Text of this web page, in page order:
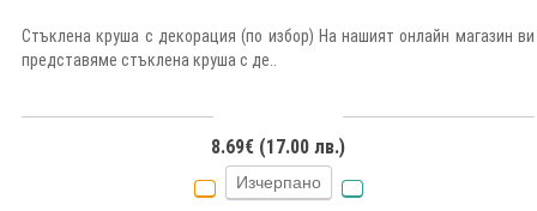
Стъклена круша с декорация (по избор) На нашият онлайн магазин ви
представяме стъклена круша с де..
8.69€ (17.00 лв.)
Изчерпано